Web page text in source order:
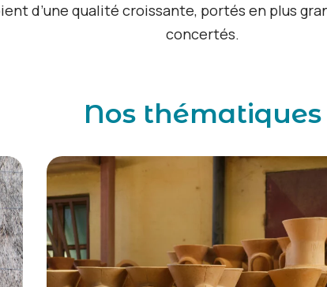
d’une qualité croissante, portés en plus
concertés.
Nos thématiques